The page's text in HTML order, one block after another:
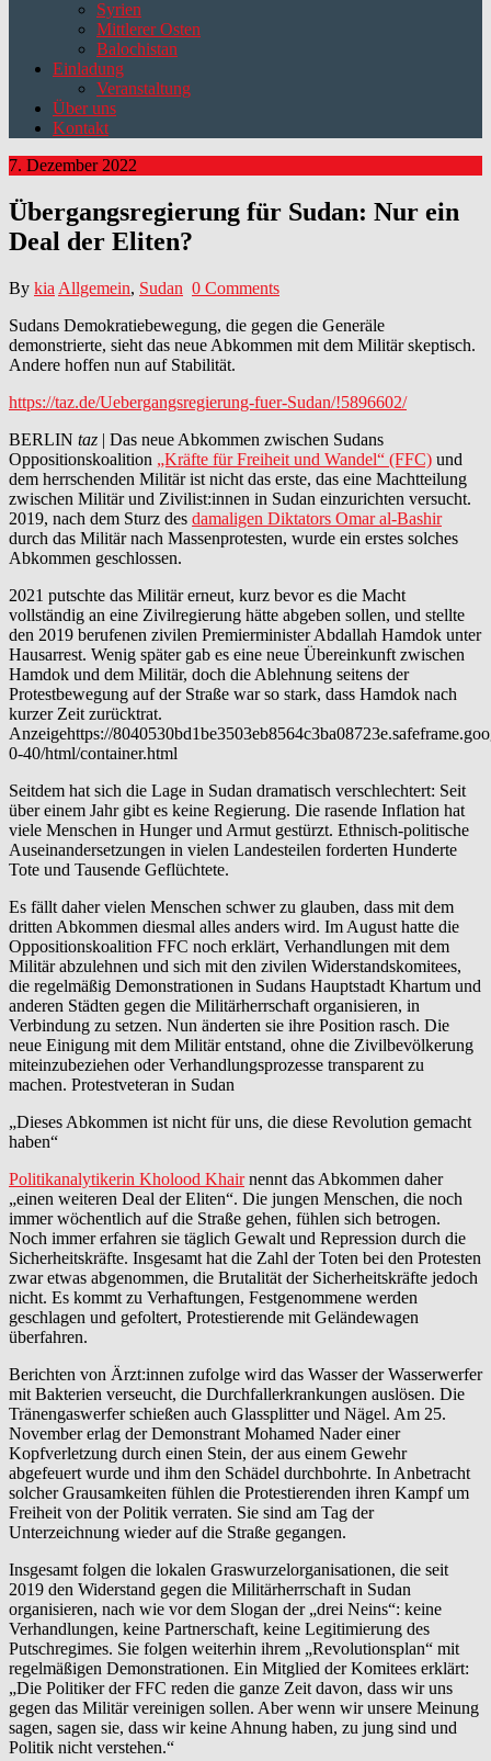
Syrien
Mittlerer Osten
Balochistan
Einladung
Veranstaltung
Über uns
Kontakt
7. Dezember 2022
Übergangsregierung für Sudan: Nur ein
Deal der Eliten?
By kia Allgemein, Sudan 0 Comments
Sudans Demokratiebewegung, die gegen die Generäle
demonstrierte, sieht das neue Abkommen mit dem Militär skeptisch.
Andere hoffen nun auf Stabilität.
https://taz.de/Uebergangsregierung-fuer-Sudan/!5896602/
BERLIN taz | Das neue Abkommen zwischen Sudans
Oppositionskoalition „Kräfte für Freiheit und Wandel“ (FFC) und
dem herrschenden Militär ist nicht das erste, das eine Machtteilung
zwischen Militär und Zi­vi­lis­t:in­nen in Sudan einzurichten versucht.
2019, nach dem Sturz des damaligen Diktators Omar al-Bashir
durch das Militär nach Massenprotesten, wurde ein erstes solches
Abkommen geschlossen.
2021 putschte das Militär erneut, kurz bevor es die Macht
vollständig an eine Zivilregierung hätte abgeben sollen, und stellte
den 2019 berufenen zivilen Premierminister Abdallah Hamdok unter
Hausarrest. Wenig später gab es eine neue Übereinkunft zwischen
Hamdok und dem Militär, doch die Ablehnung seitens der
Protestbewegung auf der Straße war so stark, dass Hamdok nach
kurzer Zeit zurücktrat.
Anzeigehttps://
0-40/html/container.html
Seitdem hat sich die Lage in Sudan dramatisch verschlechtert: Seit
über einem Jahr gibt es keine Regierung. Die rasende Inflation hat
viele Menschen in Hunger und Armut gestürzt. Ethnisch-politische
Auseinandersetzungen in vielen Landesteilen forderten Hunderte
Tote und Tausende Geflüchtete.
Es fällt daher vielen Menschen schwer zu glauben, dass mit dem
dritten Abkommen diesmal alles anders wird. Im August hatte die
Oppositionskoalition FFC noch erklärt, Verhandlungen mit dem
Militär abzulehnen und sich mit den zivilen Widerstandskomitees,
die regelmäßig Demonstrationen in Sudans Hauptstadt Khartum und
anderen Städten gegen die Militärherrschaft organisieren, in
Verbindung zu setzen. Nun änderten sie ihre Position rasch. Die
neue Einigung mit dem Militär entstand, ohne die Zivilbevölkerung
miteinzubeziehen oder Verhandlungsprozesse transparent zu
machen. Protestveteran in Sudan
„Dieses Abkommen ist nicht für uns, die diese Revolution gemacht
haben“
Politikanalytikerin Kholood Khairnennt das Abkommen daher
„einen weiteren Deal der Eliten“. Die jungen Menschen, die noch
immer wöchentlich auf die Straße gehen, fühlen sich betrogen.
Noch immer erfahren sie täglich Gewalt und Repression durch die
Sicherheitskräfte. Insgesamt hat die Zahl der Toten bei den Protesten
zwar etwas abgenommen, die Brutalität der Sicherheitskräfte jedoch
nicht. Es kommt zu Verhaftungen, Festgenommene werden
geschlagen und gefoltert, Protestierende mit Geländewagen
überfahren.
Berichten von Ärz­t:in­nen zufolge wird das Wasser der Wasserwerfer
mit Bakterien verseucht, die Durchfallerkrankungen auslösen. Die
Tränengaswerfer schießen auch Glassplitter und Nägel. Am 25.
November erlag der Demonstrant Mohamed Nader einer
Kopfverletzung durch einen Stein, der aus einem Gewehr
abgefeuert wurde und ihm den Schädel durchbohrte. In Anbetracht
solcher Grausamkeiten fühlen die Protestierenden ihren Kampf um
Freiheit von der Politik verraten. Sie sind am Tag der
Unterzeichnung wieder auf die Straße gegangen.
Insgesamt folgen die lokalen Graswurzelorganisationen, die seit
2019 den Widerstand gegen die Militärherrschaft in Sudan
organisieren, nach wie vor dem Slogan der „drei Neins“: keine
Verhandlungen, keine Partnerschaft, keine Legitimierung des
Putschregimes. Sie folgen weiterhin ihrem „Revolutionsplan“ mit
regelmäßigen Demonstrationen. Ein Mitglied der Komitees erklärt:
„Die Politiker der FFC reden die ganze Zeit davon, dass wir uns
gegen das Militär vereinigen sollen. Aber wenn wir unsere Meinung
sagen, sagen sie, dass wir keine Ahnung haben, zu jung sind und
Politik nicht verstehen.“